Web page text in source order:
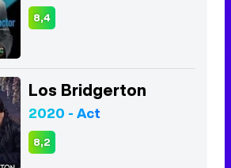
8,4
Los Bridgerton
2020 - Act
8,2